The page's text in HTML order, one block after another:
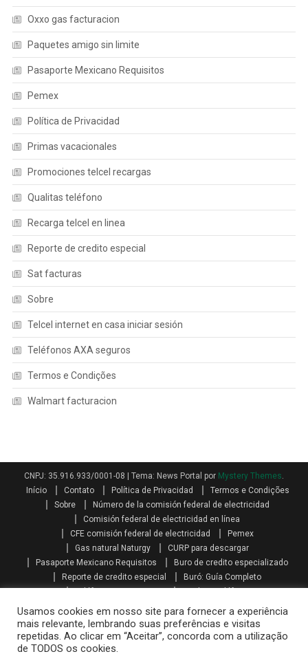
Oxxo gas facturacion
Paquetes amigo sin limite
Pasaporte Mexicano Requisitos
Pemex
Política de Privacidad
Primas vacacionales
Promociones telcel recargas
Qualitas teléfono
Recarga telcel en linea
Reporte de credito especial
Sat facturas
Sobre
Telcel internet en casa iniciar sesión
Teléfonos AXA seguros
Termos e Condições
Walmart facturacion
CNPJ: 35.916.933/0001-08 Tema: News Portal por Mystery Themes.
Início
Contato Política de Privacidad
Termos e Condições
Sobre
Número de la comisión federal de electricidad
Comisión federal de electricidad en línea
CFE comisión federal de electricidad
Pemex
Gas natural Naturgy
CURP para descargar
Pasaporte Mexicano Requisitos
Buro de credito especializado
Reporte de credito especial
Buró: Guía Completo
Como se calcula el aguinaldo
Aguinaldo por Ley
Aguinaldo
Como se calcula la prima vacacional
Primas vacacionales
Promociones telcel recargas
Paquetes amigo sin limite
Mi telcel paquetes
Usamos cookies em nosso site para fornecer a experiência
mais relevante, lembrando suas preferências e visitas
repetidas. Ao clicar em “Aceitar”, concorda com a utilização
de TODOS os cookies.